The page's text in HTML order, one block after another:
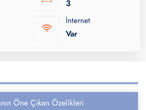
3
İnternet
Var
Öne Çıkan Özelikleri